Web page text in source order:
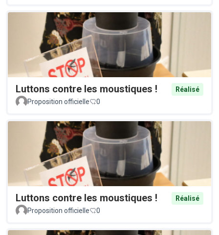
Luttons contre les moustiques !
Réalisé
Proposition officielle
0
Luttons contre les moustiques !
Réalisé
Proposition officielle
0